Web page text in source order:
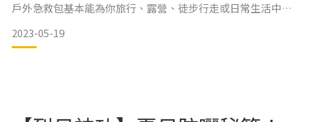
戶外急救包基本能為你旅行、露營、徒步行走或日常生活中發
急救包用品：
2023-05-19